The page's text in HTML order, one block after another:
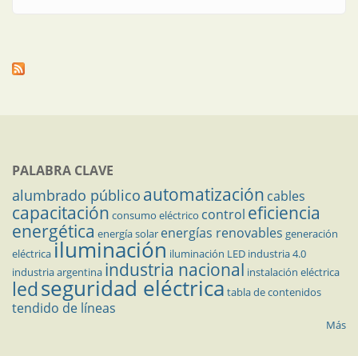
PALABRA CLAVE
alumbrado público automatización cables
capacitación consumo eléctrico control eficiencia
energética energía solar energías renovables generación
eléctricailuminación iluminación LED industria 4.0
industria argentina industria nacional instalación eléctrica
ledseguridad eléctrica tabla de contenidos
tendido de líneas
Más